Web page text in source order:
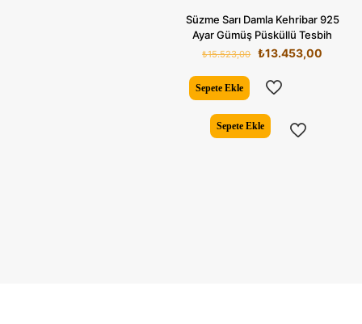
Süzme Sarı Damla Kehribar 925
Ayar Gümüş Püsküllü Tesbih
₺15.523,00
Orijinal
₺15.523,00.
₺13.453,00
Sepete Ekle
Sepete Ekle